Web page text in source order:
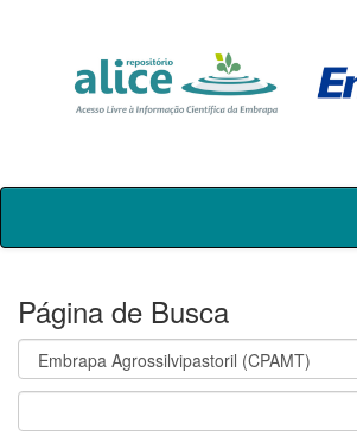
Skip
Página de Busca